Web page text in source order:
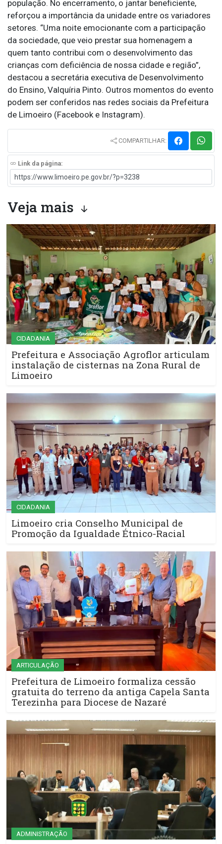
população. No encerramento, o jantar beneficiente,
reforçou a importância da unidade entre os variadores
setores. “Uma noite emocionante com a participação
da sociedade, que veio prestar sua homenagem a
quem tanto contribui com o desenvolvimento das
crianças com deficiência de nossa cidade e região”,
destacou a secretária executiva de Desenvolvimento
do Ensino, Valquíria Pinto. Outros momentos do evento
podem ser conferidos nas redes sociais da Prefeitura
de Limoeiro (Facebook e Instagram).
COMPARTILHAR:
Link da página:
Veja mais
CIDADANIA
Prefeitura e Associação Agroflor articulam
instalação de cisternas na Zona Rural de
Limoeiro
CIDADANIA
Limoeiro cria Conselho Municipal de
Promoção da Igualdade Étnico-Racial
ARTICULAÇÃO
Prefeitura de Limoeiro formaliza cessão
gratuita do terreno da antiga Capela Santa
Terezinha para Diocese de Nazaré
ADMINISTRAÇÃO